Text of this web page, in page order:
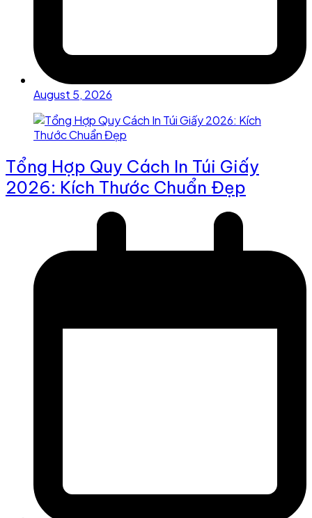
August 5, 2026
Tổng Hợp Quy Cách In Túi Giấy
2026: Kích Thước Chuẩn Đẹp